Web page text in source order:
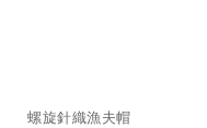
螺旋針織漁夫帽